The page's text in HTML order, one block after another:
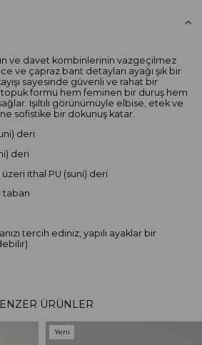
ve davet kombinlerinin vazgeçilmez
ve çapraz bant detayları ayağı şık bir
sayesinde güvenli ve rahat bir
topuk formu hem feminen bir duruş hem
Işıltılı görünümüyle elbise, etek ve
sofistike bir dokunuş katar.
deri
deri
ithal PU (suni) deri
taban
tercih ediniz, yapılı ayaklar bir
ÜRÜNLER
Yeni